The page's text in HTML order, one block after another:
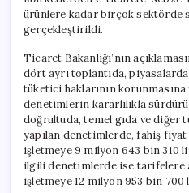
ürünlere kadar birçok sektörde
gerçekleştirildi.
Ticaret Bakanlığı’nın
dört ayrı toplantıda,
tüketici haklarının
denetimlerin kararlılıkla
doğrultuda, temel gıda ve
yapılan denetimlerde, fahiş fiyat
işletmeye 9 milyon 643 bin 310
ilgili denetimlerde ise tarifelere
işletmeye 12 milyon 953 bin 700